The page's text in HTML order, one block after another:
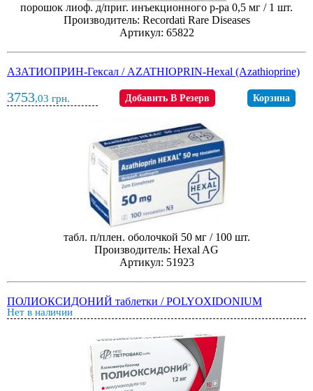
порошок лиоф. д/приг. инъекционного р-ра 0,5 мг / 1 шт.
Производитель: Recordati Rare Diseases
Артикул: 65822
АЗАТИОПРИН-Гексал / AZATHIOPRIN-Hexal (Azathioprine)
3753,03 грн. Добавить В Резерв Корзина
табл. п/плен. оболочкой 50 мг / 100 шт.
Производитель: Hexal AG
Артикул: 51923
ПОЛИОКСИДОНИЙ таблетки / POLYOXIDONIUM
Нет в наличии